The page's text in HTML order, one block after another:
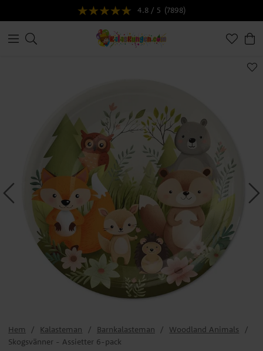
4.8 / 5 (7898)
Hem Kalasteman Barnkalasteman
Woodland Animals
Skogsvänner - Assietter 6-pack